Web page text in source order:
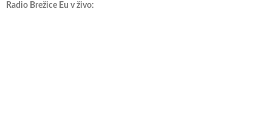
Radio Brežice Eu v živo: